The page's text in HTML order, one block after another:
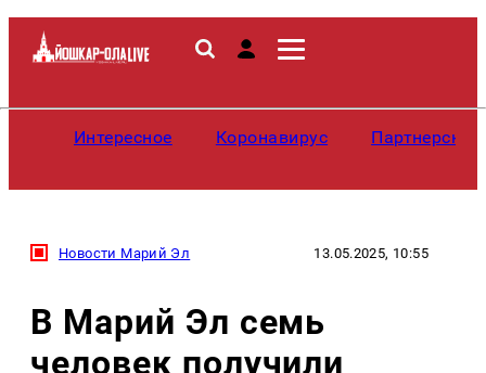
Интересное Коронавирус
Новости Марий Эл 13.05.2025, 10:55
В Марий Эл семь
человек получили